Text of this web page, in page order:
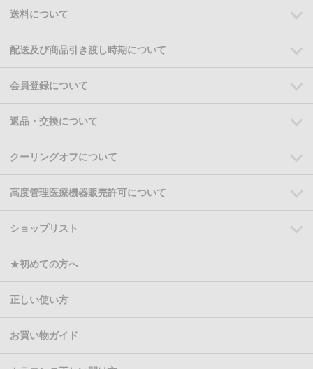
送料について
配送及び商品引き渡し時期について
会員登録について
返品・交換について
クーリングオフについて
高度管理医療機器販売許可について
ショップリスト
★初めての方へ
正しい使い方
お買い物ガイド